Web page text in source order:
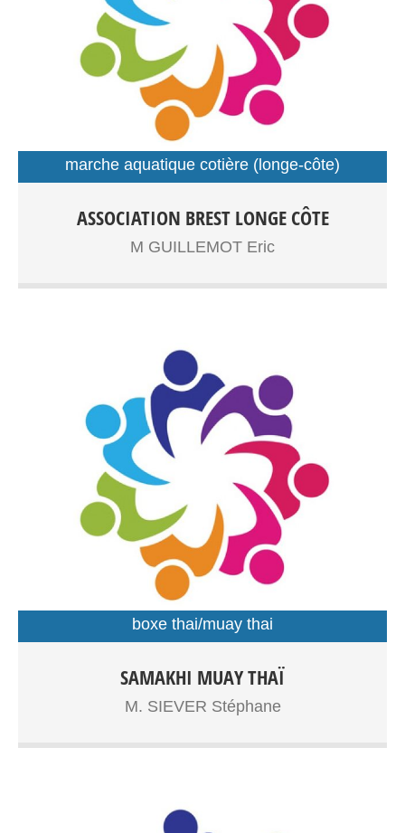
Longe côte adultes,senior Sport santé Entrainements:
Plage du Moulin Blanc
marche aquatique cotière (longe-côte)
ASSOCIATION BREST LONGE CÔTE
M GUILLEMOT Eric
Boxe Thaïlandaise à partir de 7ans, adolescents, adultes
Entrainements: Gymnase Dupouy
boxe thai/muay thai
SAMAKHI MUAY THAÏ
M. SIEVER Stéphane